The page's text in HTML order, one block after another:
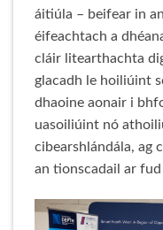
áitiúla – beifear in
éifeachtach a
cláir litearthachta
glacadh le hoiliúint
dhaoine aonair i
uasoiliúint nó
cibearshlándála, ag
an tionscadail ar